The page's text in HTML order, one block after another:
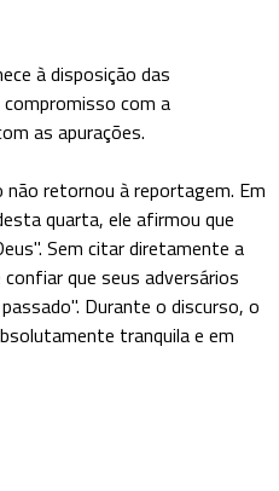
à disposição das
com a
as apurações.
não retornou à reportagem. Em
quarta, ele afirmou que
Sem citar diretamente a
que seus adversários
Durante o discurso, o
tranquila e em